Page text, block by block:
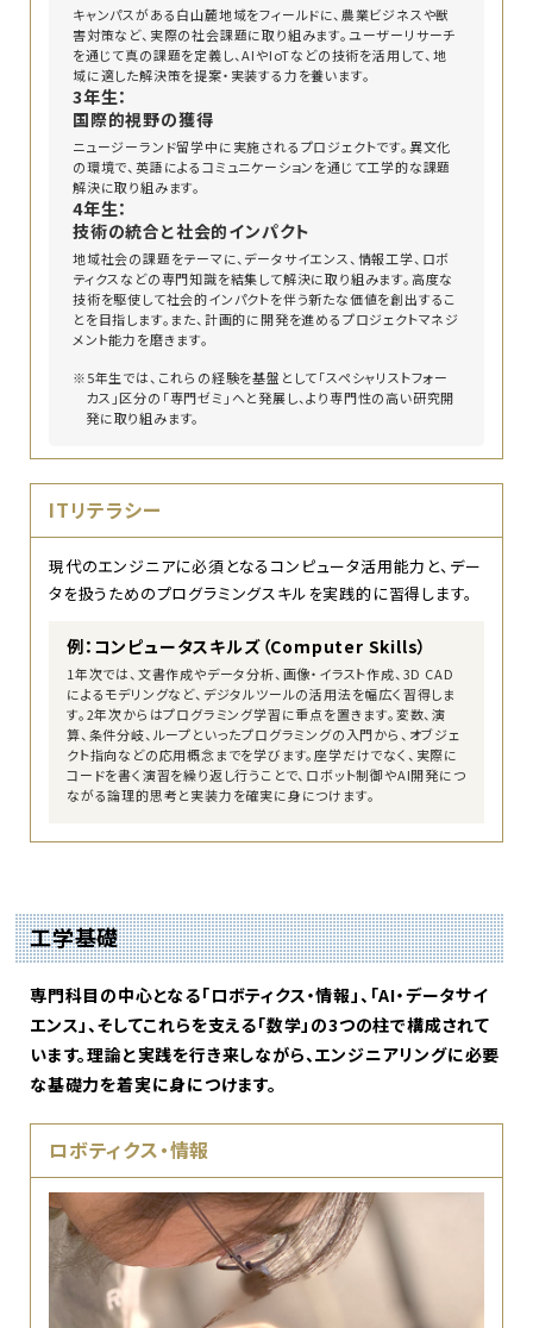
キャンパスがある白山麓地域をフィールドに、農業ビジネスや獣
害対策など、実際の社会課題に取り組みます。ユーザーリサーチ
を通じて真の課題を定義し、AIやIoTなどの技術を活用して、地
域に適した解決策を提案・実装する力を養います。
3年生：
国際的視野の獲得
ニュージーランド留学中に実施されるプロジェクトです。異文化
の環境で、英語によるコミュニケーションを通じて工学的な課題
解決に取り組みます。
4年生：
技術の統合と社会的インパクト
地域社会の課題をテーマに、データサイエンス、情報工学、ロボ
ティクスなどの専門知識を結集して解決に取り組みます。高度な
技術を駆使して社会的インパクトを伴う新たな価値を創出するこ
とを目指します。また、計画的に開発を進めるプロジェクトマネジ
メント能力を磨きます。
※5年生では、これらの経験を基盤として「スペシャリストフォー
カス」区分の「専門ゼミ」へと発展し、より専門性の高い研究開
発に取り組みます。
ITリテラシー
現代のエンジニアに必須となるコンピュータ活用能力と、デー
タを扱うためのプログラミングスキルを実践的に習得します。
例：コンピュータスキルズ（Computer Skills）
1年次では、文書作成やデータ分析、画像・イラスト作成、3D CAD
によるモデリングなど、デジタルツールの活用法を幅広く習得しま
す。2年次からはプログラミング学習に重点を置きます。変数、演
算、条件分岐、ループといったプログラミングの入門から、オブジェ
クト指向などの応用概念までを学びます。座学だけでなく、実際に
コードを書く演習を繰り返し行うことで、ロボット制御やAI開発につ
ながる論理的思考と実装力を確実に身につけます。
工学基礎
専門科目の中心となる「ロボティクス・情報」、「AI・データサイ
エンス」、そしてこれらを支える「数学」の3つの柱で構成されて
います。理論と実践を行き来しながら、エンジニアリングに必要
な基礎力を着実に身につけます。
ロボティクス・情報